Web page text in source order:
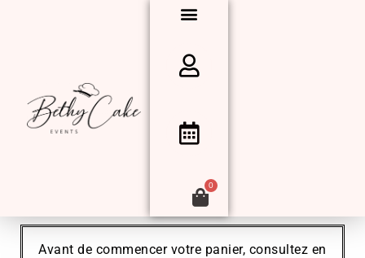
0
Avant de commencer votre panier, consultez en